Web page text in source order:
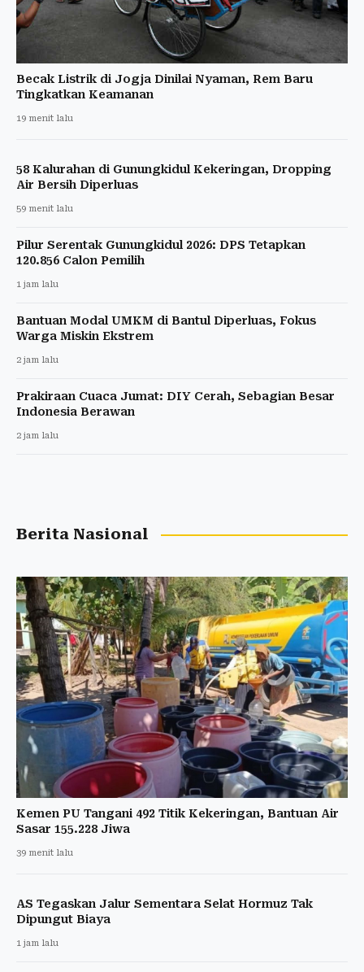
Becak Listrik di Jogja Dinilai Nyaman, Rem Baru
Tingkatkan Keamanan
19 menit lalu
58 Kalurahan di Gunungkidul Kekeringan, Dropping
Air Bersih Diperluas
59 menit lalu
Pilur Serentak Gunungkidul 2026: DPS Tetapkan
120.856 Calon Pemilih
1 jam lalu
Bantuan Modal UMKM di Bantul Diperluas, Fokus
Warga Miskin Ekstrem
2 jam lalu
Prakiraan Cuaca Jumat: DIY Cerah, Sebagian Besar
Indonesia Berawan
2 jam lalu
Berita Nasional
Kemen PU Tangani 492 Titik Kekeringan, Bantuan Air
Sasar 155.228 Jiwa
39 menit lalu
AS Tegaskan Jalur Sementara Selat Hormuz Tak
Dipungut Biaya
1 jam lalu